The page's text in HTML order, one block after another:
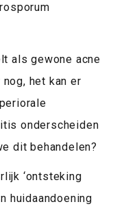
als gewone acne
het kan er
onderscheiden
dit behandelen?
‘ontsteking
huidaandoening